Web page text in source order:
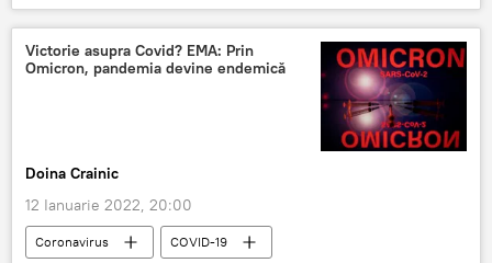
Ministerul de Externe al Rusiei
Rusia
Victorie asupra Covid? EMA: Prin
Omicron, pandemia devine endemică
Doina Crainic
12 Ianuarie 2022, 20:00
Coronavirus COVID-19